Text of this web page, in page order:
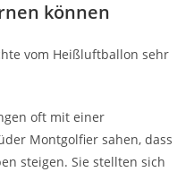
können
vom Heißluftballon sehr
oft mit einer
Montgolfier sahen, dass
steigen. Sie stellten sich